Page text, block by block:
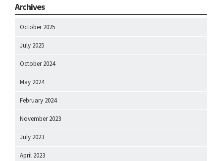
Archives
October 2025
July 2025
October 2024
May 2024
February 2024
November 2023
July 2023
April 2023